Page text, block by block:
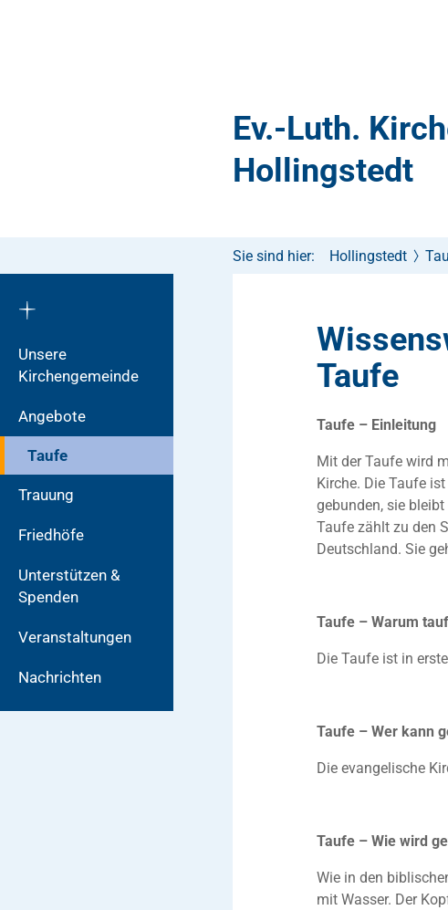
Ev.-Luth.
Hollingstedt
Unsere
Kirchengemeinde
Angebote
Taufe
Trauung
Friedhöfe
Unterstützen &
Spenden
Veranstaltungen
Nachrichten
Sie sind hier: Hollingstedt
Taufe
Taufe – Einleitung
Mit der Taufe wird
Kirche. Die Taufe
gebunden, sie
Taufe zählt zu den
Deutschland. Sie
Taufe – Warum
Die Taufe ist in
Taufe – Wer kann
Die evangelische
Taufe – Wie wird
Wie in den
mit Wasser. Der